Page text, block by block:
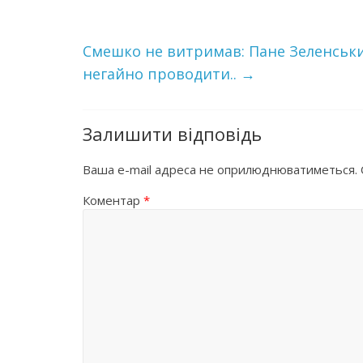
Смешко не витримав: Пане
нeгaйнo проводити.. →
Залишити відповідь
Ваша e-mail адреса не оприлюднюватиметься.
Коментар *